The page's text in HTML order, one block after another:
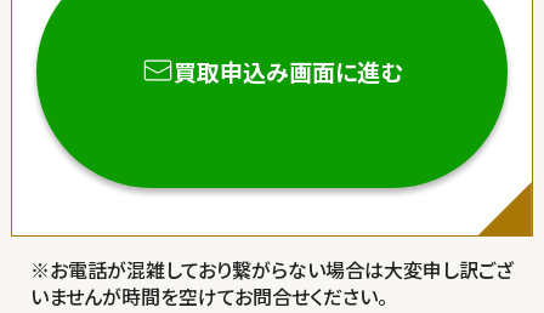
買取申込み画面に進む
お電話が混雑しており繋がらない場合は大変申し訳ござ
いませんが時間を空けてお問合せください。